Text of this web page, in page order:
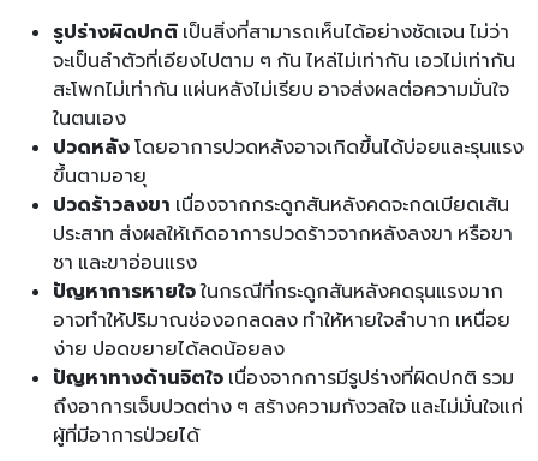
รูปร่างผิดปกติ เป็นสิ่งที่สามารถเห็นได้อย่างชัดเจน ไม่ว่า
จะเป็นลำตัวที่เอียงไปตาม ๆ กัน ไหล่ไม่เท่ากัน เอวไม่เท่ากัน
สะโพกไม่เท่ากัน แผ่นหลังไม่เรียบ อาจส่งผลต่อความมั่นใจ
ในตนเอง
ปวดหลัง โดยอาการปวดหลังอาจเกิดขึ้นได้บ่อยและรุนแรง
ขึ้นตามอายุ
ปวดร้าวลงขา เนื่องจากกระดูกสันหลังคดจะกดเบียดเส้น
ประสาท ส่งผลให้เกิดอาการปวดร้าวจากหลังลงขา หรือขา
ชา และขาอ่อนแรง
ปัญหาการหายใจในกรณีที่กระดูกสันหลังคดรุนแรงมาก
อาจทำให้ปริมาณช่องอกลดลง ทำให้หายใจลำบาก เหนื่อย
ง่าย ปอดขยายได้ลดน้อยลง
ปัญหาทางด้านจิตใจ เนื่องจากการมีรูปร่างที่ผิดปกติ รวม
ถึงอาการเจ็บปวดต่าง ๆ สร้างความกังวลใจ และไม่มั่นใจแก่
ผู้ที่มีอาการป่วยได้